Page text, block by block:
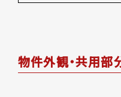
物件外観・共用部